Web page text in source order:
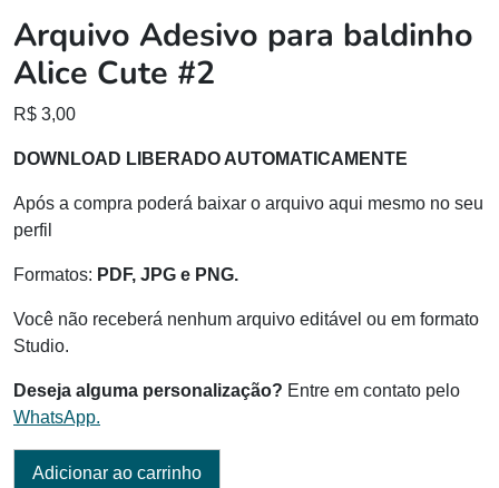
Arquivo Adesivo para baldinho
Alice Cute #2
R$ 3,00
DOWNLOAD LIBERADO AUTOMATICAMENTE
Após a compra poderá baixar o arquivo aqui mesmo no seu
perfil
Formatos: PDF, JPG e PNG.
Você não receberá nenhum arquivo editável ou em formato
Studio.
Deseja alguma personalização? Entre em contato pelo
WhatsApp.
Adicionar ao carrinho